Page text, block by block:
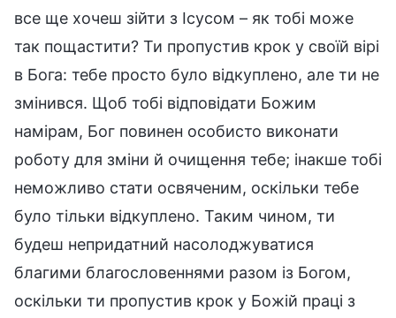
все ще хочеш зійти з Ісусом – як тобі може
так пощастити? Ти пропустив крок у своїй вірі
в Бога: тебе просто було відкуплено, але ти не
змінився. Щоб тобі відповідати Божим
намірам, Бог повинен особисто виконати
роботу для зміни й очищення тебе; інакше тобі
неможливо стати освяченим, оскільки тебе
було тільки відкуплено. Таким чином, ти
будеш непридатний насолоджуватися
благими благословеннями разом із Богом,
оскільки ти пропустив крок у Божій праці з